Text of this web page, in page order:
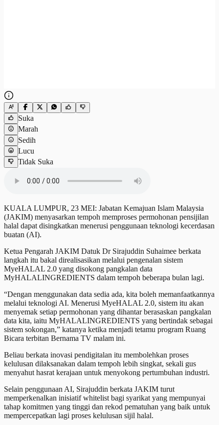
Suka
Marah
Sedih
Lucu
Tidak Suka
KUALA LUMPUR, 23 MEI: Jabatan Kemajuan Islam Malaysia
(JAKIM) menyasarkan tempoh memproses permohonan pensijilan
halal dapat disingkatkan menerusi penggunaan teknologi kecerdasan
buatan (AI).
Ketua Pengarah JAKIM Datuk Dr Sirajuddin Suhaimee berkata
langkah itu bakal direalisasikan melalui pengenalan sistem
MyeHALAL 2.0 yang disokong pangkalan data
MyHALALINGREDIENTS dalam tempoh beberapa bulan lagi.
“Dengan menggunakan data sedia ada, kita boleh memanfaatkannya
melalui teknologi AI. Menerusi MyeHALAL 2.0, sistem itu akan
menyemak setiap permohonan yang dihantar berasaskan pangkalan
data kita, iaitu MyHALALINGREDIENTS yang bertindak sebagai
sistem sokongan,” katanya ketika menjadi tetamu program Ruang
Bicara terbitan Bernama TV malam ini.
Beliau berkata inovasi pendigitalan itu membolehkan proses
kelulusan dilaksanakan dalam tempoh lebih singkat, sekali gus
menyahut hasrat kerajaan untuk menyokong pertumbuhan industri.
Selain penggunaan AI, Sirajuddin berkata JAKIM turut
memperkenalkan inisiatif whitelist bagi syarikat yang mempunyai
tahap komitmen yang tinggi dan rekod pematuhan yang baik untuk
mempercepatkan lagi proses kelulusan sijil halal.